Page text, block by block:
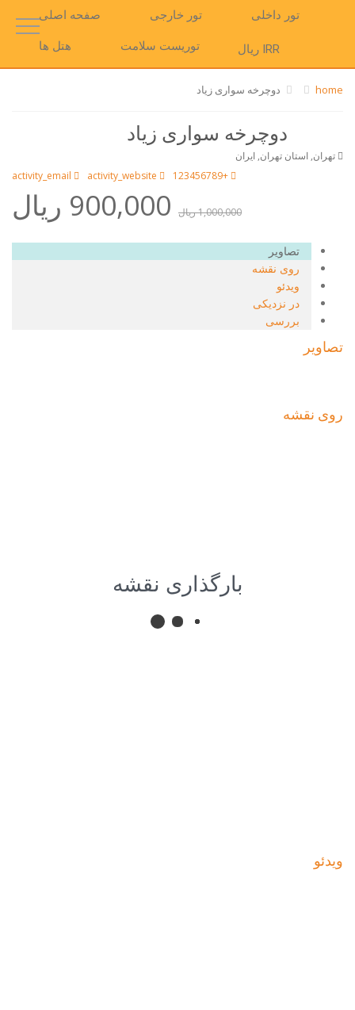
صفحه اصلی تور خارجی تور داخلی
هتل ها توریست سلامت IRR ریال
home دوچرخه سواری زیاد
دوچرخه سواری زیاد
تهران, استان تهران, ایران
+123456789
1,000,000 ریال
تصاویر
روی نقشه
ویدئو
در نزدیکی
بررسی
تصاویر
روی نقشه
بارگذاری نقشه
ویدئو